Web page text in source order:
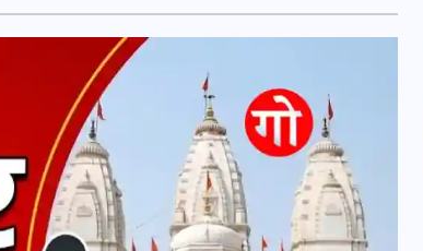
के बीते 4 साल, उसे देख भावुक
हुए बृजभूषण सिंह, कहा-यहीं
तपकर बना सोना
20 जनवरी 2026